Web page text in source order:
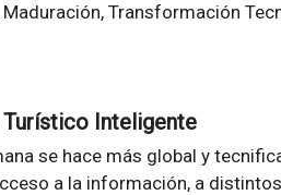
Transformación
Inteligente
se hace más global y
a la información, a